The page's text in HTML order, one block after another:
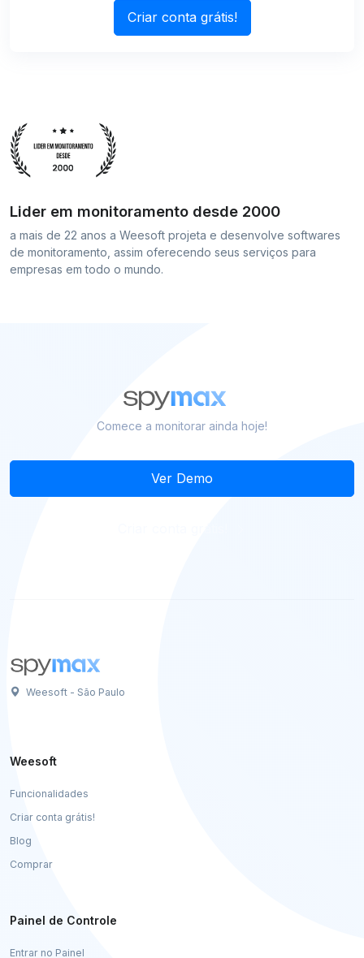
Criar conta grátis!
Lider em monitoramento desde 2000
a mais de 22 anos a Weesoft projeta e desenvolve softwares
de monitoramento, assim oferecendo seus serviços para
empresas em todo o mundo.
Comece a monitorar ainda hoje!
Ver Demo
Weesoft - São Paulo
Weesoft
Funcionalidades
Criar conta grátis!
Blog
Comprar
Painel de Controle
Entrar no Painel